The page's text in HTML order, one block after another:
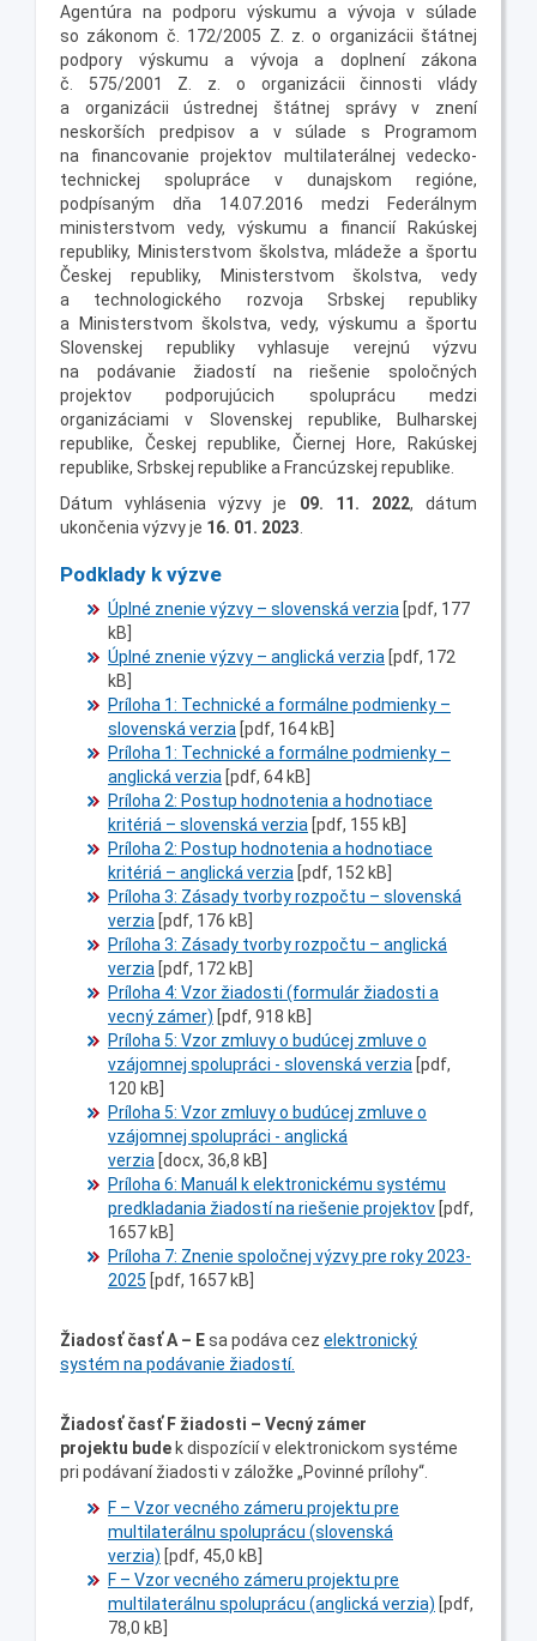
Agentúra na podporu výskumu a vývoja v súlade
so zákonom č. 172/2005 Z. z. o organizácii štátnej
podpory výskumu a vývoja a doplnení zákona
č. 575/2001 Z. z. o organizácii činnosti vlády
a organizácii ústrednej štátnej správy v znení
neskorších predpisov a v súlade s Programom
na financovanie projektov multilaterálnej vedecko-
technickej spolupráce v dunajskom regióne,
podpísaným dňa 14.07.2016 medzi Federálnym
ministerstvom vedy, výskumu a financií Rakúskej
republiky, Ministerstvom školstva, mládeže a športu
Českej republiky, Ministerstvom školstva, vedy
a technologického rozvoja Srbskej republiky
a Ministerstvom školstva, vedy, výskumu a športu
Slovenskej republiky vyhlasuje verejnú výzvu
na podávanie žiadostí na riešenie spoločných
projektov podporujúcich spoluprácu medzi
organizáciami v Slovenskej republike, Bulharskej
republike, Českej republike, Čiernej Hore, Rakúskej
republike, Srbskej republike a Francúzskej republike.
Dátum vyhlásenia výzvy je
09. 11. 2022, dátum
ukončenia výzvy je 16. 01. 2023
Podklady k výzve
Úplné znenie výzvy – slovenská verzia [pdf, 177
kB]
Úplné znenie výzvy – anglická verzia [pdf, 172
kB]
Príloha 1: Technické a formálne podmienky –
slovenská verzia [pdf, 164 kB]
Príloha 1: Technické a formálne podmienky –
anglická verzia [pdf, 64 kB]
Príloha 2: Postup hodnotenia a hodnotiace
kritériá – slovenská verzia [pdf, 155 kB]
Príloha 2: Postup hodnotenia a hodnotiace
kritériá – anglická verzia [pdf, 152 kB]
Príloha 3: Zásady tvorby rozpočtu – slovenská
verzia [pdf, 176 kB]
Príloha 3: Zásady tvorby rozpočtu – anglická
verzia [pdf, 172 kB]
Príloha 4: Vzor žiadosti (formulár žiadosti a
vecný zámer) [pdf, 918 kB]
Príloha 5: Vzor zmluvy o budúcej zmluve o
vzájomnej spolupráci - slovenská verzia [pdf,
120 kB]
Príloha 5: Vzor zmluvy o budúcej zmluve o
vzájomnej spolupráci - anglická
verzia [docx, 36,8 kB]
Príloha 6: Manuál k elektronickému systému
predkladania žiadostí na riešenie projektov [pdf,
1657 kB]
Príloha 7: Znenie spoločnej výzvy pre roky 2023-
2025 [pdf, 1657 kB]
Žiadosť časť A – Esa podáva cez elektronický
systém na podávanie žiadostí.
Žiadosť časť F žiadosti – Vecný zámer
projektu bude k dispozícií v elektronickom systéme
pri podávaní žiadosti v záložke „Povinné prílohy“.
F – Vzor vecného zámeru projektu pre
multilaterálnu spoluprácu (slovenská
verzia) [pdf, 45,0 kB]
F – Vzor vecného zámeru projektu pre
multilaterálnu spoluprácu (anglická verzia) [pdf,
78,0 kB]